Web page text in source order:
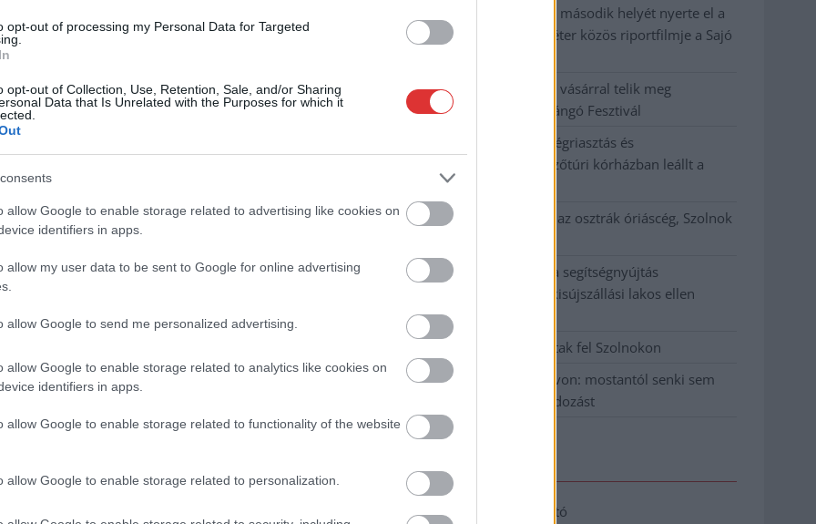
opt-out of processing my Personal Data for Targeted
opt-out of Collection, Use, Retention, Sale, and/or Sharing
Data that Is Unrelated with the Purposes for which it
allow Google to enable storage related to advertising like cookies on
identifiers in apps.
allow my user data to be sent to Google for online advertising
allow Google to send me personalized advertising.
allow Google to enable storage related to analytics like cookies on
identifiers in apps.
allow Google to enable storage related to functionality of the website
allow Google to enable storage related to personalization.
,magyar Magyar Péter orbán vagyonosodás
elvitték őket a rendőrök – videó
„Mi sosem vetemednénk arra…” cáfolatának
újságíró, hogy milyen szabály szerint küldik
el őket, erre jön a válasz a biztonsági
embertől, hogy „mert én azt mondtam,
pillanatai.
TOVÁBB OLVASOM
nyílt kormánykritika – videó
A MÚOSZ sajtódíjának második helyét nyerte el a
Borsod24 és a Paraméter közös riportfilmje a Sajó
Tánccal, zeneszóval és vásárral telik meg
Jászberény, indul a Csángó Fesztivál
Meghosszabbított hőségriasztás és
vízkorlátozások, a mezőtúri kórházban leállt a
klíma
Átszervezi működését az osztrák óriáscég, Szolnok
Tragédiába torkollott a segítségnyújtás
elmulasztása, három kisújszállási lakos ellen
emeltek vádat
Hatalmas lángok csaptak fel Szolnokon
Vízitraffipax a Tisza-tavon: mostantól senki sem
úszhatja meg a száguldozást
Adatkezelési tájékoztató